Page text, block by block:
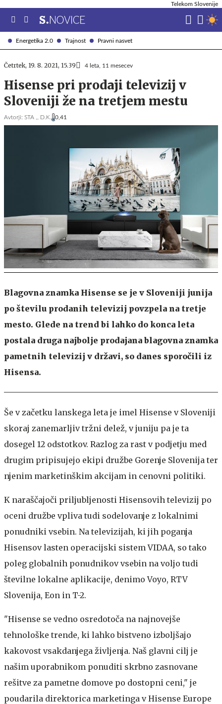
Energetika 2.0 Trajnost Pravni nasvet
Telekom Slovenije
Četrtek, 19. 8. 2021, 15.39 4 leta, 11 mesecev
Hisense pri prodaji televizij v
Sloveniji že na tretjem mestu
Avtorji: STA ,, D.K. 0,41
Blagovna znamka Hisense se je v Sloveniji junija
po številu prodanih televizij povzpela na tretje
mesto. Glede na trend bi lahko do konca leta
postala druga najbolje prodajana blagovna znamka
pametnih televizij v državi, so danes sporočili iz
Hisensa.
Še v začetku lanskega leta je imel Hisense v Sloveniji
skoraj zanemarljiv tržni delež, v juniju pa je ta
dosegel 12 odstotkov. Razlog za rast v podjetju med
drugim pripisujejo ekipi družbe Gorenje Slovenija ter
njenim marketinškim akcijam in cenovni politiki.
K naraščajoči priljubljenosti Hisensovih televizij po
oceni družbe vpliva tudi sodelovanje z lokalnimi
ponudniki vsebin. Na televizijah, ki jih poganja
Hisensov lasten operacijski sistem VIDAA, so tako
poleg globalnih ponudnikov vsebin na voljo tudi
številne lokalne aplikacije, denimo Voyo, RTV
Slovenija, Eon in T-2.
"Hisense se vedno osredotoča na najnovejše
tehnološke trende, ki lahko bistveno izboljšajo
kakovost vsakdanjega življenja. Naš glavni cilj je
našim uporabnikom ponuditi skrbno zasnovane
rešitve za pametne domove po dostopni ceni," je
poudarila direktorica marketinga v Hisense Europe